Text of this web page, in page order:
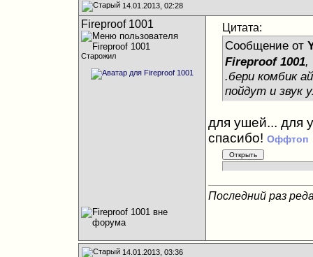
14.01.2013, 02:28
Fireproof 1001
Старожил
Цитата:
Сообщение от
Fireproof 1001,
.бери комбик
пойдут и звук
для ушей... для
спасибо! Оффтоп
Последний раз
14.01.2013, 03:36